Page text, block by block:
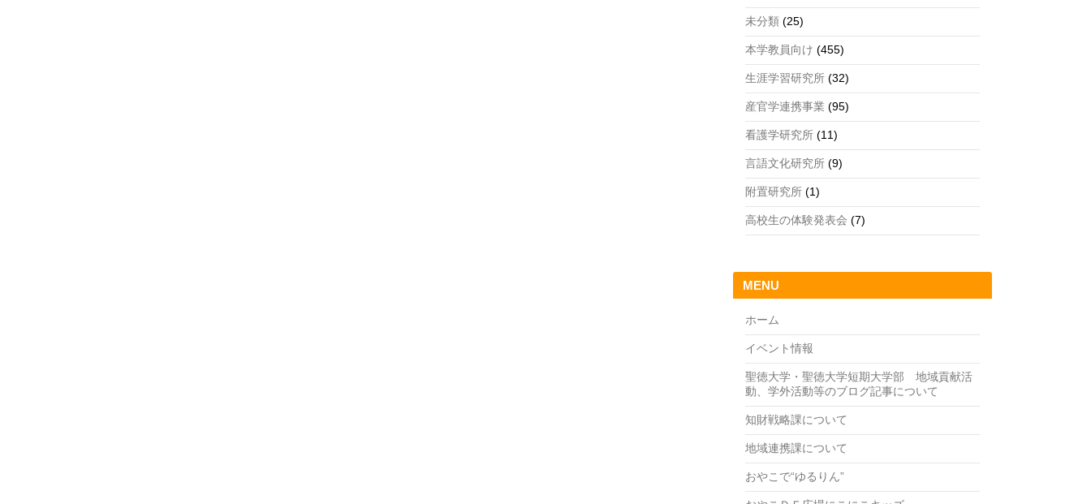
未分類 (25)
本学教員向け (455)
生涯学習研究所 (32)
産官学連携事業 (95)
看護学研究所 (11)
言語文化研究所 (9)
附置研究所 (1)
高校生の体験発表会 (7)
MENU
ホーム
イベント情報
聖徳大学・聖徳大学短期大学部 地域貢献活
動、学外活動等のブログ記事について
知財戦略課について
地域連携課について
おやこで“ゆるりん”